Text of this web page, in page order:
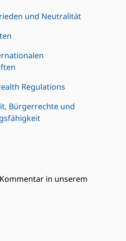
und Neutralität
Regulations
Bürgerrechte und
in unserem